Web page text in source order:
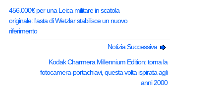
456.000€ per una Leica militare in scatola
originale: l'asta di Wetzlar stabilisce un nuovo
riferimento
Notizia Successiva
Kodak Charmera Millennium Edition: torna la
fotocamera-portachiavi, questa volta ispirata agli
anni 2000